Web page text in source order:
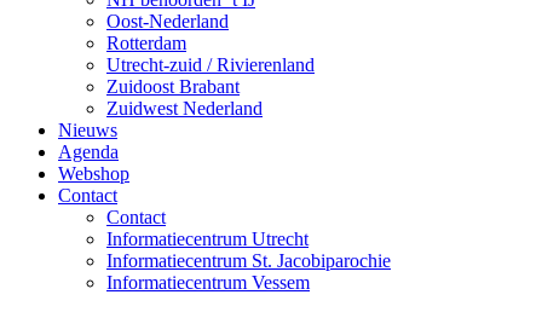
Oost-Nederland
Rotterdam
Utrecht-zuid / Rivierenland
Zuidoost Brabant
Zuidwest Nederland
Nieuws
Agenda
Webshop
Contact
Contact
Informatiecentrum Utrecht
Informatiecentrum St. Jacobiparochie
Informatiecentrum Vessem